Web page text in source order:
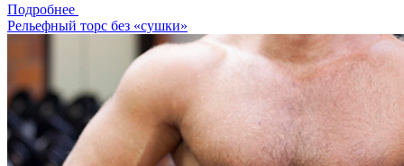
Подробнее
Рельефный торс без «сушки»